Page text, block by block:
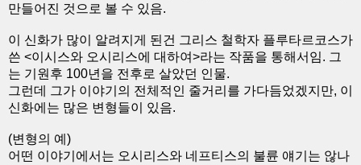
만들어진 것으로 볼 수 있음.
이 신화가 많이 알려지게 된건 그리스 철학자 플루타르코스가
쓴 <이시스와 오시리스에 대하여>라는 작품을 통해서임. 그
는 기원후 100년을 전후로 살았던 인물.
그런데 그가 이야기의 전체적인 줄거리를 가다듬었겠지만, 이
신화에는 많은 변형들이 있음.
(변형의 예)
어떤 이야기에서는 오시리스와 네프티스의 불륜 얘기는 않나